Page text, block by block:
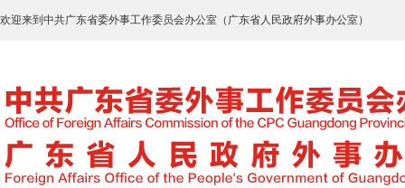
欢迎来到中共广东省委外事工作委员会办公室（广东省人民政府外事办公室）